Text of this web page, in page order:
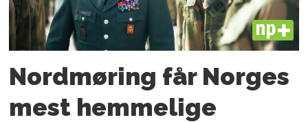
PLUS
Nordmøring får Norges
mest hemmelige